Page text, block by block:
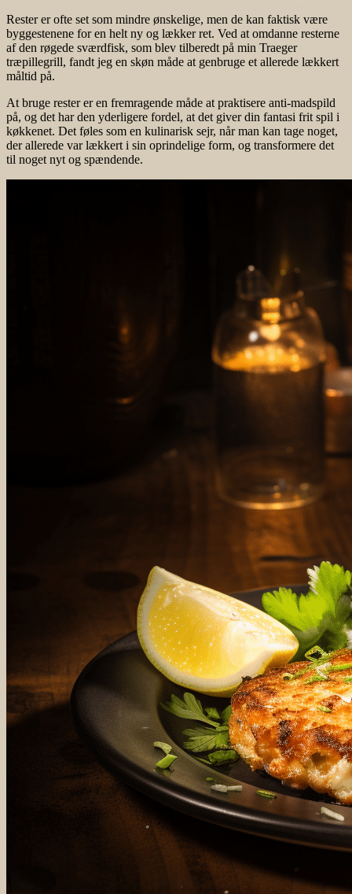
Rester er ofte set som mindre ønskelige, men de kan faktisk være
byggestenene for en helt ny og lækker ret. Ved at omdanne resterne
af den røgede sværdfisk, som blev tilberedt på min Traeger
træpillegrill, fandt jeg en skøn måde at genbruge et allerede lækkert
måltid på.
At bruge rester er en fremragende måde at praktisere anti-madspild
på, og det har den yderligere fordel, at det giver din fantasi frit spil i
køkkenet. Det føles som en kulinarisk sejr, når man kan tage noget,
der allerede var lækkert i sin oprindelige form, og transformere det
til noget nyt og spændende.